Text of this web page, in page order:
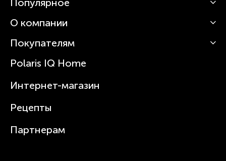
Кофемашины
Вертикальные пылесосы
Зубные щетки и ирригаторы
Увлажнители
Посуда
О компании
О Polaris
Статьи
Покупателям
Сервисные центры
Где купить
Polaris IQ Home
Интернет-магазин
Рецепты
Партнерам